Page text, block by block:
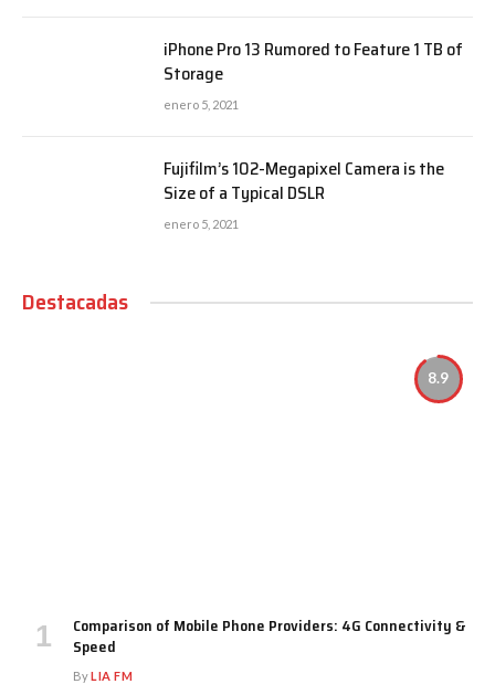
iPhone Pro 13 Rumored to Feature 1 TB of
Storage
enero 5, 2021
Fujifilm’s 102-Megapixel Camera is the
Size of a Typical DSLR
enero 5, 2021
Destacadas
8.9
Comparison of Mobile Phone Providers: 4G Connectivity &
Speed
ByLIA FM